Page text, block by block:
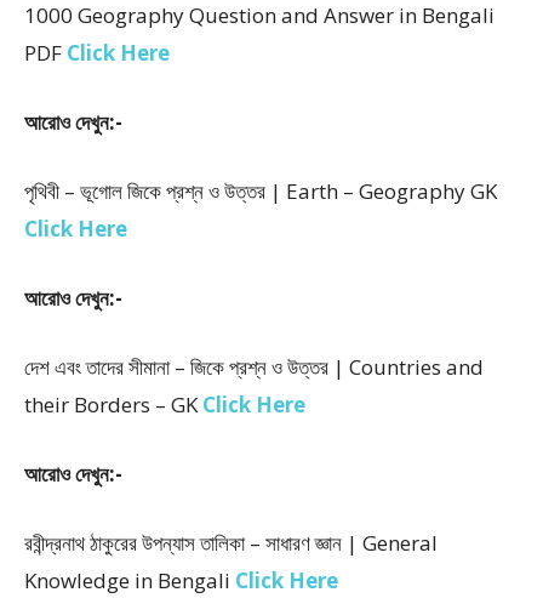
1000 Geography Question and Answer in Bengali
PDF Click Here
আরোও দেখুন:-
পৃথিবী – ভূগোল জিকে প্রশ্ন ও উত্তর | Earth – Geography GK
Click Here
আরোও দেখুন:-
দেশ এবং তাদের সীমানা – জিকে প্রশ্ন ও উত্তর | Countries and
their Borders – GKClick Here
আরোও দেখুন:-
রবীন্দ্রনাথ ঠাকুরের উপন্যাস তালিকা – সাধারণ জ্ঞান | General
Knowledge in Bengali Click Here